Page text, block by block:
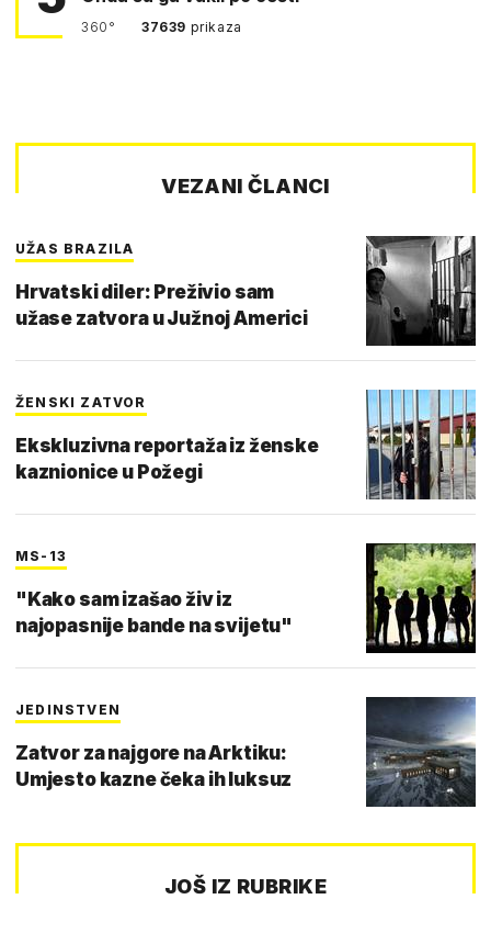
360° 37639 prikaza
VEZANI ČLANCI
UŽAS BRAZILA
Hrvatski diler: Preživio sam
užase zatvora u Južnoj Americi
ŽENSKI ZATVOR
Ekskluzivna reportaža iz ženske
kaznionice u Požegi
MS-13
"Kako sam izašao živ iz
najopasnije bande na svijetu"
JEDINSTVEN
Zatvor za najgore na Arktiku:
Umjesto kazne čeka ih luksuz
JOŠ IZ RUBRIKE